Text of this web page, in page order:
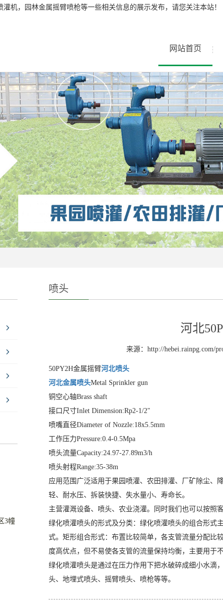
灌机，园林金属摇臂喷枪等一些相关信息的展示发布，请您关注本站！
网站首页
3幢
喷头
河北
来源：http://hebei.rainpg.com/
50PY2H金属摇臂河北喷头
河北金属喷头Metal Sprinkler gun
铜空心轴Brass shaft
接口尺寸Inlet Dimension:Rp2-1/2"
喷嘴直径Diameter of Nozzle:18x5.5mm
工作压力Pressure:0.4-0.5Mpa
喷头流量Capacity:24.97-27.89m3/h
喷头射程Range:35-38m
应用范围广泛适用于果园喷灌、农田排灌、厂矿除尘、
轻、耐水压、拆装快捷、失水量小、寿命长。
主营灌溉设备、喷头、农业浇灌。同时我们也可以按照
绿化喷灌喷头的形式及分类：绿化喷灌喷头的组合形式
式。矩形组合形式：布置比较简单，各支管流量分配比
度高优点，但不易使各支管的流量保持均衡，主要用于不
绿化喷灌喷头是通过在压力作用下把水破碎成细小水滴
头、地埋式喷头、摇臂喷头、喷枪等等。